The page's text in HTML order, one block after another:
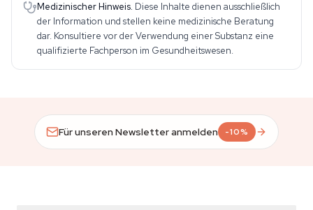
Medizinischer Hinweis. Diese Inhalte dienen ausschließlich
der Information und stellen keine medizinische Beratung
dar. Konsultiere vor der Verwendung einer Substanz eine
qualifizierte Fachperson im Gesundheitswesen.
Für unseren Newsletter anmelden -10%